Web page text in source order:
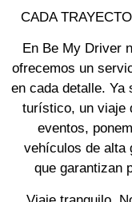
CADA
En Be My Driver
ofrecemos un
en cada detalle. Ya
turístico, un viaje
eventos,
vehículos de alta
que garantizan